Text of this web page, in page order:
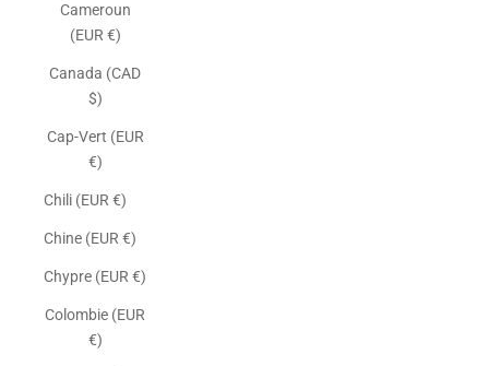
Cameroun
(EUR €)
Canada (CAD
$)
Cap-Vert (EUR
€)
Chili (EUR €)
Chine (EUR €)
Chypre (EUR €)
Colombie (EUR
€)